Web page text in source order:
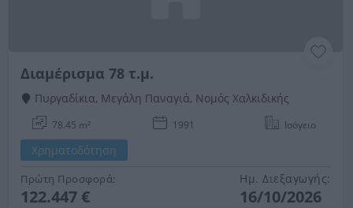
Διαμέρισμα 78 τ.μ.
Πυργαδίκια, Μεγάλη Παναγιά, Νομός Χαλκιδικής
78.45 m² 1991 Ισόγειο
Χρηματοδότηση
Πρώτη Προσφορά:
122.447 €
Ημ. Διεξαγωγής:
16/10/2026